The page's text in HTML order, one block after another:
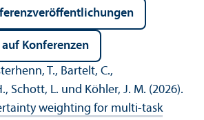
Konferenzen
T., Bartelt, C.,
Schott, L. und Köhler, J. M. (2026).
weighting for multi-task